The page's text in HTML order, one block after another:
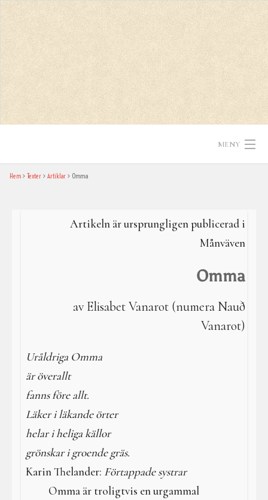
MENY
Hem
Resa i verkligheterna
Hem Texter Artiklar Omma
Artikeln är ursprungligen publicerad i
Månväven
Omma
av Elisabet Vanarot (numera Nauð
Vanarot)
Uråldriga Omma
är överallt
fanns före allt.
Läker i läkande örter
helar i heliga källor
grönskar i groende gräs.
Karin Thelander: Förtappade systrar
Omma är troligtvis en urgammal